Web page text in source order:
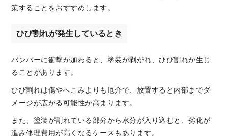
策することをおすすめします。
ひび割れが発生しているとき
バンパーに衝撃が加わると、塗装が剥がれ、ひび割れが生じ
ることがあります。
ひび割れは傷やへこみよりも厄介で、放置すると内部までダ
メージが広がる可能性が高まります。
また、塗装が割れている部分から水分が入り込むと、劣化が
進み修理費用が高くなるケースもあります。